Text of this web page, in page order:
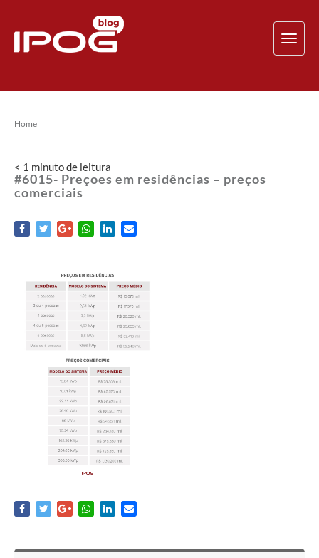
Home
< 1 minutode leitura
#6015- Preçoes em residências – preços
comerciais